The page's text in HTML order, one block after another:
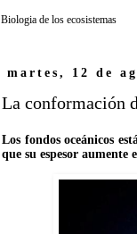
Biologia de los ecosistemas
martes, 12 de
La conformación
Los fondos oceánicos
que su espesor aumente